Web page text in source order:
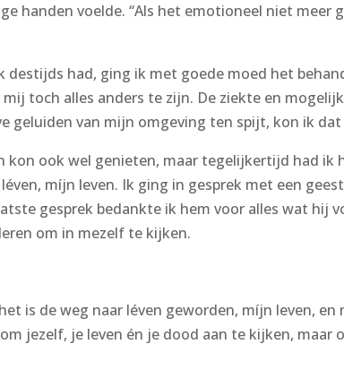
handen voelde. “Als het emotioneel niet meer
destijds had, ging ik met goede moed het
mij toch alles anders te zijn. De ziekte en
geluiden van mijn omgeving ten spijt, kon ik
kon ook wel genieten, maar tegelijkertijd had ik
míjn leven. Ik ging in gesprek met een
gesprek bedankte ik hem voor alles wat hij
om in mezelf te kijken.
is de weg naar léven geworden, míjn leven,
jezelf, je leven én je dood aan te kijken, maar